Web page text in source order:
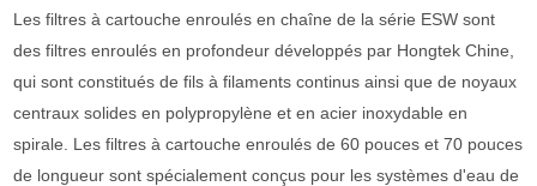
Les filtres à cartouche enroulés en chaîne de la série ESW sont
des filtres enroulés en profondeur développés par Hongtek Chine,
qui sont constitués de fils à filaments continus ainsi que de noyaux
centraux solides en polypropylène et en acier inoxydable en
spirale. Les filtres à cartouche enroulés de 60 pouces et 70 pouces
de longueur sont spécialement conçus pour les systèmes d'eau de